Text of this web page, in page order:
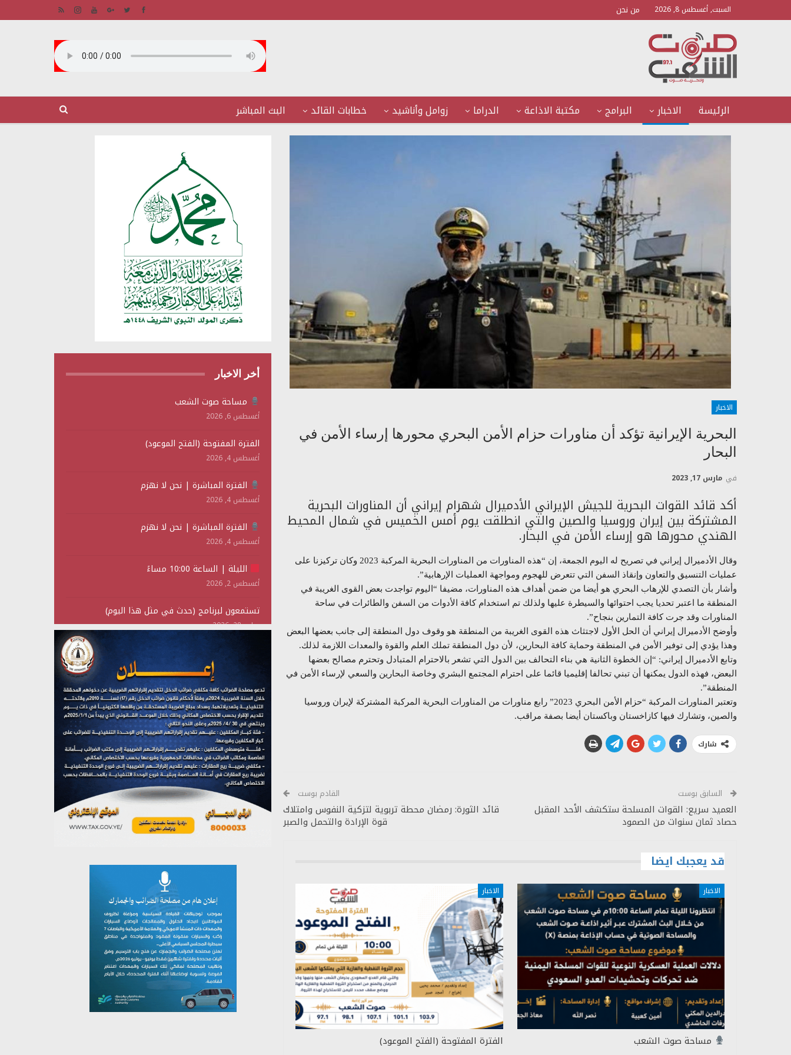
السبت, أغسطس 8, 2026 من نحن
الرئيسة الاخبار البرامج مكتبة الاذاعة الدراما زوامل وأناشيد خطابات القائد البث المباشر
الاخبار
البحرية الإيرانية تؤكد أن مناورات حزام الأمن البحري محورها إرساء الأمن في
البحار
في مارس 17, 2023
أكد قائد القوات البحرية للجيش الإيراني الأدميرال شهرام إيراني أن المناورات البحرية
المشتركة بين إيران وروسيا والصين والتي انطلقت يوم أمس الخميس في شمال المحيط
الهندي محورها هو إرساء الأمن في البحار.
وقال الأدميرال إيراني في تصريح له اليوم الجمعة، إن “هذه المناورات من المناورات البحرية المركبة 2023 وكان تركيزنا على
عمليات التنسيق والتعاون وإنقاذ السفن التي تتعرض للهجوم ومواجهة العمليات الإرهابية”.
وأشار بأن التصدي للإرهاب البحري هو أيضا من ضمن أهداف هذه المناورات، مضيفا “اليوم تواجدت بعض القوى الغريبة في
المنطقة ما اعتبر تحديا يجب احتوائها والسيطرة عليها ولذلك تم استخدام كافة الأدوات من السفن والطائرات في ساحة
المناورات وقد جرت كافة التمارين بنجاح”.
وأوضح الأدميرال إيراني أن الحل الأول لاجتثاث هذه القوى الغريبة من المنطقة هو وقوف دول المنطقة إلى جانب بعضها البعض
وهذا يؤدي إلى توفير الأمن في المنطقة وحماية كافة البحارين، لأن دول المنطقة تملك العلم والقوة والمعدات اللازمة لذلك.
وتابع الأدميرال إيراني: “إن الخطوة الثانية هي بناء التحالف بين الدول التي تشعر بالاحترام المتبادل وتحترم مصالح بعضها
البعض، فهذه الدول يمكنها أن تبني تحالفا إقليميا قائما على احترام المجتمع البشري وخاصة البحارين والسعي لإرساء الأمن في
المنطقة”.
وتعتبر المناورات المركبة “حزام الأمن البحري 2023” رابع مناورات من المناورات البحرية المركبة المشتركة لإيران وروسيا
والصين، وتشارك فيها كازاخستان وباكستان أيضا بصفة مراقب.
شارك
السابق بوست
العميد سريع: القوات المسلحة ستكشف الأحد المقبل
حصاد ثمان سنوات من الصمود
القادم بوست
قائد الثورة: رمضان محطة تربوية لتزكية النفوس وامتلاك
قوة الإرادة والتحمل والصبر
قد يعجبك ايضا
الاخبار
مساحة صوت الشعب
الاخبار
الفترة المفتوحة (الفتح الموعود)
أخر الاخبار
مساحة صوت الشعب
أغسطس 6, 2026
الفترة المفتوحة (الفتح الموعود)
أغسطس 4, 2026
الفترة المباشرة | نحن لا نهزم
أغسطس 4, 2026
الفترة المباشرة | نحن لا نهزم
أغسطس 4, 2026
الليلة | الساعة 10:00 مساءً
أغسطس 2, 2026
تستمعون لبرنامج (حدث في مثل هذا اليوم)
يوليو 28, 2026
(نحن لا نهزم) بث مباشر
تستمعون لبرنامج (هندسة الوهم)
يوليو 28, 2026
مؤتمر صحفي لمركز عين الإنسانية حول جرائم تحالف
العدوان على اليمن
يوليو 27, 2026
تستمعون لبرنامج (مع السيد القائد)
يوليو 26, 2026